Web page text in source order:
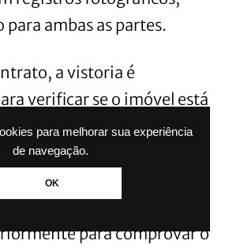
para melhorar sua experiência
de navegação.
OK
ambas as partes.
a vistoria é
verificar se o imóvel está
para moradia e se
de reparos ou manutenção
do novo inquilino. Além
um registro que pode ser
para comprovar o